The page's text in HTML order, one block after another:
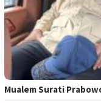
Mualem Surati